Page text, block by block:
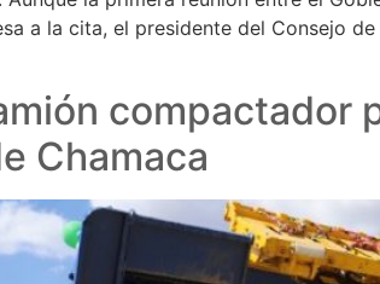
a la cita, el presidente del Consejo
compactador
Chamaca